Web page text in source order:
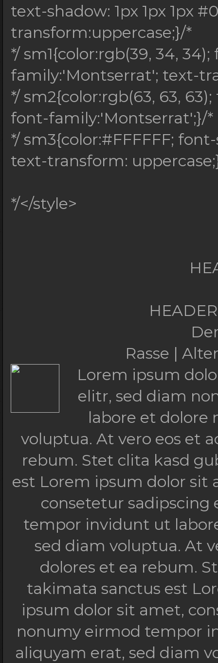
text-shadow: 1px 1px 1px
transform:uppercase;}/*
*/ sm1{color:rgb(39, 34,
family:'Montserrat'; text-
*/ sm2{color:rgb(63, 63,
font-family:'Montserrat';}/*
*/ sm3{color:#FFFFFF;
text-transform:
*/</style>
Rasse |
Lorem ipsum
elitr, sed diam
labore et dolore
voluptua. At vero eos et
rebum. Stet clita kasd
est Lorem ipsum dolor sit
consetetur
tempor invidunt ut
sed diam voluptua. At
dolores et ea rebum.
takimata sanctus est
ipsum dolor sit amet,
nonumy eirmod tempor
aliquyam erat, sed diam